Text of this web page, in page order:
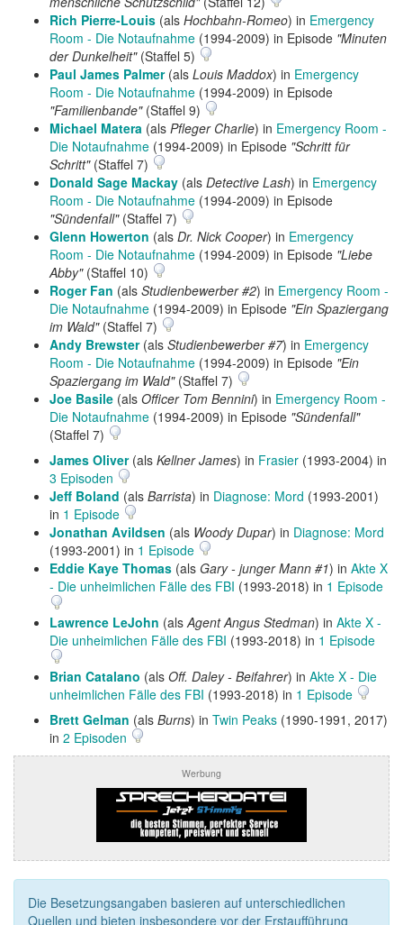
Rich Pierre-Louis (als Hochbahn-Romeo) in Emergency
Room - Die Notaufnahme (1994-2009) in Episode "Minuten
der Dunkelheit"(Staffel 5)
Paul James Palmer(als Louis Maddox) in Emergency
Room - Die Notaufnahme (1994-2009) in Episode
"Familienbande"(Staffel 9)
Michael Matera (als Pfleger Charlie) in Emergency Room -
Die Notaufnahme (1994-2009) in Episode "Schritt für
Schritt"(Staffel 7)
Donald Sage Mackay (als Detective Lash) in Emergency
Room - Die Notaufnahme (1994-2009) in Episode
"Sündenfall"(Staffel 7)
Glenn Howerton (als Dr. Nick Cooper) in Emergency
Room - Die Notaufnahme (1994-2009) in Episode "Liebe
Abby"(Staffel 10)
Roger Fan (als Studienbewerber #2) in Emergency Room -
Die Notaufnahme (1994-2009) in Episode "Ein Spaziergang
im Wald"(Staffel 7)
Andy Brewster(als Studienbewerber #7) in Emergency
Room - Die Notaufnahme (1994-2009) in Episode "Ein
Spaziergang im Wald"(Staffel 7)
Joe Basile (als Officer Tom Bennini) in Emergency Room -
Die Notaufnahme (1994-2009) in Episode "Sündenfall"
(Staffel 7)
James Oliver(als Kellner James) in Frasier (1993-2004) in
3 Episoden
Jeff Boland (als Barrista) in Diagnose: Mord (1993-2001)
in 1 Episode
Jonathan Avildsen (als Woody Dupar) in Diagnose: Mord
(1993-2001) in 1 Episode
Eddie Kaye Thomas (als Gary - junger Mann #1) in Akte X
- Die unheimlichen Fälle des FBI (1993-2018) in 1 Episode
Lawrence LeJohn (alsAgent Angus Stedman) in Akte X -
Die unheimlichen Fälle des FBI (1993-2018) in 1 Episode
Brian Catalano (als Off. Daley - Beifahrer) in Akte X - Die
unheimlichen Fälle des FBI (1993-2018) in 1 Episode
Brett Gelman (als Burns) in Twin Peaks (1990-1991, 2017)
in 2 Episoden
Werbung
Die Besetzungsangaben basieren auf unterschiedlichen
Quellen und bieten insbesondere vor der Erstaufführung